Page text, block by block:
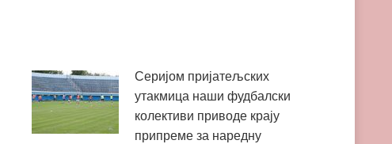
Серијом пријатељских
утакмица наши фудбалски
колективи приводе крају
припреме за наредну